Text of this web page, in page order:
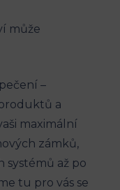
může
–
a
maximální
zámků,
systémů až po
tu pro vás se